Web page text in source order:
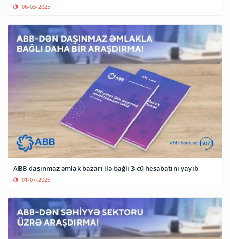
06-03-2025
ABB daşınmaz əmlak bazarı ilə bağlı 3-cü hesabatını yayıb
01-07-2025